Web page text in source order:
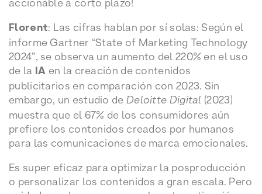
accionable a corto plazo!
Florent: Las cifras hablan por sí solas: Según el
informe Gartner “State of Marketing Technology
2024”, se observa un aumento del 220% en el uso
de la IA en la creación de contenidos
publicitarios en comparación con 2023. Sin
embargo, un estudio de Deloitte Digital (2023)
muestra que el 67% de los consumidores aún
prefiere los contenidos creados por humanos
para las comunicaciones de marca emocionales.
Es super eficaz para optimizar la posproducción
o personalizar los contenidos a gran escala. Pero